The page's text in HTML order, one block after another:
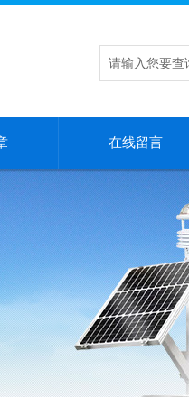
在线留言